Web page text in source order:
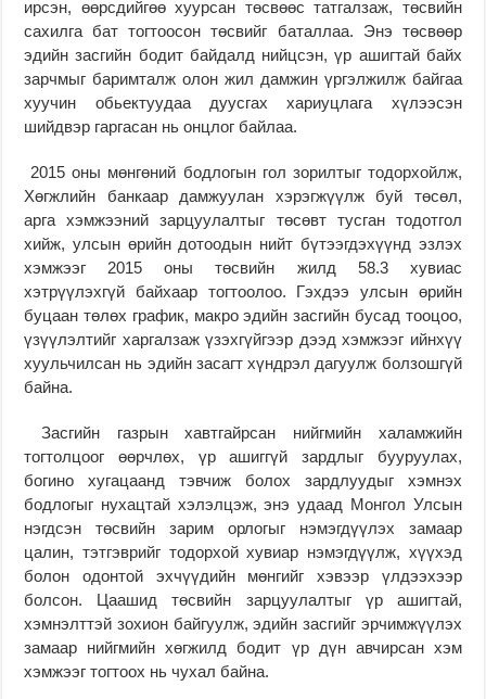
ирсэн, өөрсдийгөө хуурсан төсвөөс татгалзаж, төсвийн
сахилга бат тогтоосон төсвийг баталлаа. Энэ төсвөөр
эдийн засгийн бодит байдалд нийцсэн, үр ашигтай байх
зарчмыг баримталж олон жил дамжин үргэлжилж байгаа
хуучин обьектуудаа дуусгах хариуцлага хүлээсэн
шийдвэр гаргасан нь онцлог байлаа.
2015 оны мөнгөний бодлогын гол зорилтыг тодорхойлж,
Хөгжлийн банкаар дамжуулан хэрэгжүүлж буй төсөл,
арга хэмжээний зарцуулалтыг төсөвт тусган тодотгол
хийж, улсын өрийн дотоодын нийт бүтээгдэхүүнд эзлэх
хэмжээг 2015 оны төсвийн жилд 58.3 хувиас
хэтрүүлэхгүй байхаар тогтоолоо. Гэхдээ улсын өрийн
буцаан төлөх график, макро эдийн засгийн бусад тооцоо,
үзүүлэлтийг харгалзаж үзэхгүйгээр дээд хэмжээг ийнхүү
хуульчилсан нь эдийн засагт хүндрэл дагуулж болзошгүй
байна.
Засгийн газрын хавтгайрсан нийгмийн халамжийн
тогтолцоог өөрчлөх, үр ашиггүй зардлыг бууруулах,
богино хугацаанд тэвчиж болох зардлуудыг хэмнэх
бодлогыг нухацтай хэлэлцэж, энэ удаад Монгол Улсын
нэгдсэн төсвийн зарим орлогыг нэмэгдүүлэх замаар
цалин, тэтгэврийг тодорхой хувиар нэмэгдүүлж, хүүхэд
болон одонтой эхчүүдийн мөнгийг хэвээр үлдээхээр
болсон. Цаашид төсвийн зарцуулалтыг үр ашигтай,
хэмнэлттэй зохион байгуулж, эдийн засгийг эрчимжүүлэх
замаар нийгмийн хөгжилд бодит үр дүн авчирсан хэм
хэмжээг тогтоох нь чухал байна.